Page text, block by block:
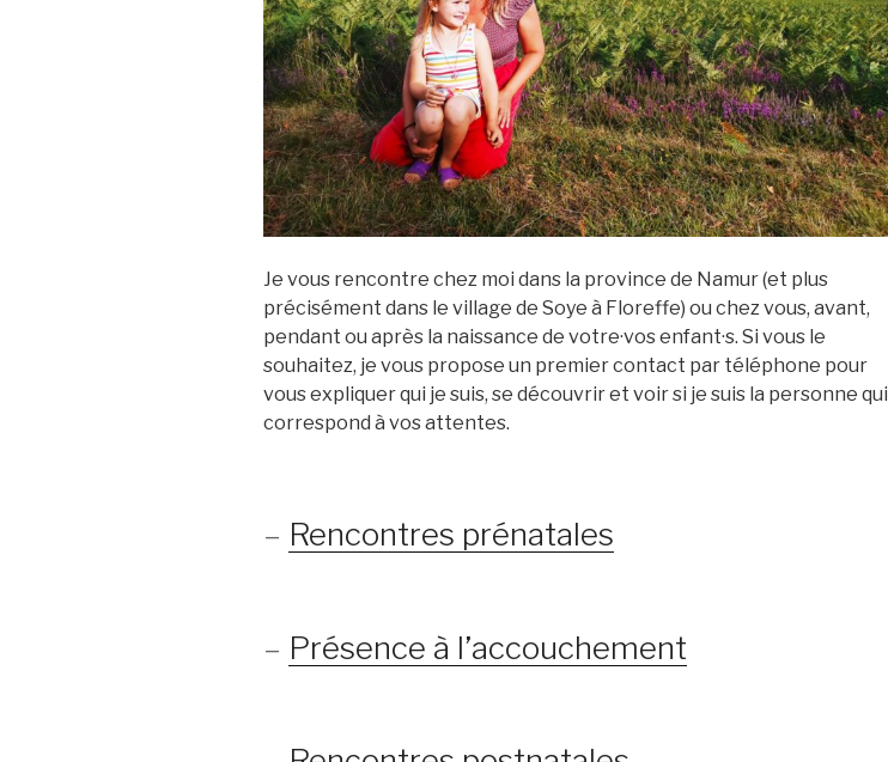
Je vous rencontre chez moi dans la province de Namur (et plus
précisément dans le village de Soye à Floreffe) ou chez vous, avant,
pendant ou après la naissance de votre·vos enfant·s. Si vous le
souhaitez, je vous propose un premier contact par téléphone pour
vous expliquer qui je suis, se découvrir et voir si je suis la personne qui
correspond à vos attentes.
– Rencontres prénatales
– Présence à l’accouchement